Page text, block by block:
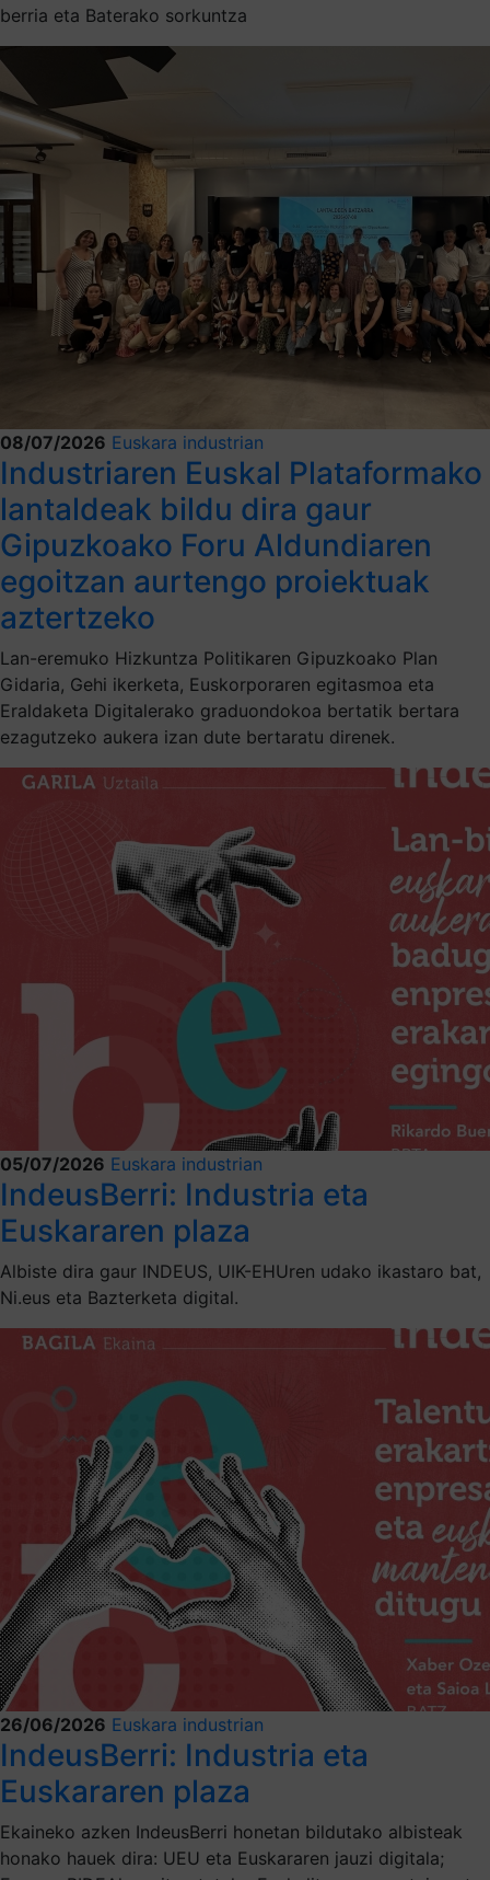
berria eta Baterako sorkuntza
08/07/2026 Euskara industrian
Industriaren Euskal Plataformako
lantaldeak bildu dira gaur
Gipuzkoako Foru Aldundiaren
egoitzan aurtengo proiektuak
aztertzeko
Lan-eremuko Hizkuntza Politikaren Gipuzkoako Plan
Gidaria, Gehi ikerketa, Euskorporaren egitasmoa eta
Eraldaketa Digitalerako graduondokoa bertatik bertara
ezagutzeko aukera izan dute bertaratu direnek.
05/07/2026 Euskara industrian
IndeusBerri: Industria eta
Euskararen plaza
Albiste dira gaur INDEUS, UIK-EHUren udako ikastaro bat,
Ni.eus eta Bazterketa digital.
26/06/2026 Euskara industrian
IndeusBerri: Industria eta
Euskararen plaza
Ekaineko azken IndeusBerri honetan bildutako albisteak
honako hauek dira: UEU eta Euskararen jauzi digitala;